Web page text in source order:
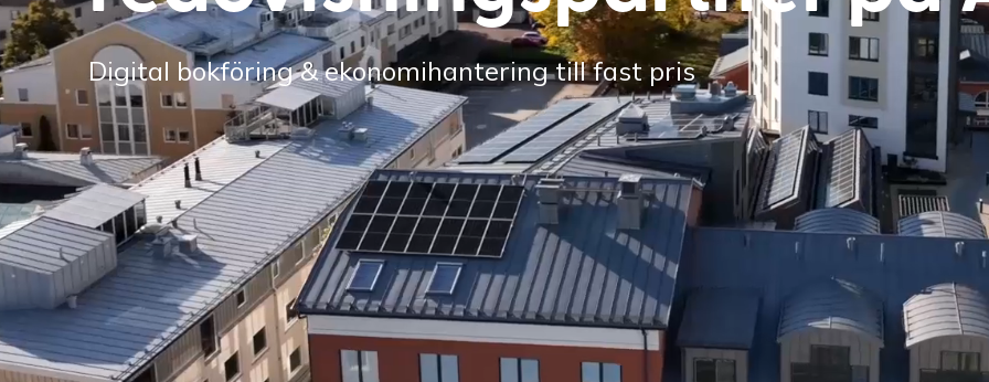
Digital bokföring & ekonomihantering till fast pris